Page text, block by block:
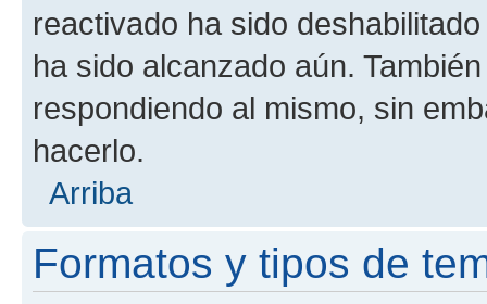
reactivado ha sido
ha sido alcanzado aún.
respondiendo al mismo, sin
hacerlo.
Arriba
Formatos y tipos de